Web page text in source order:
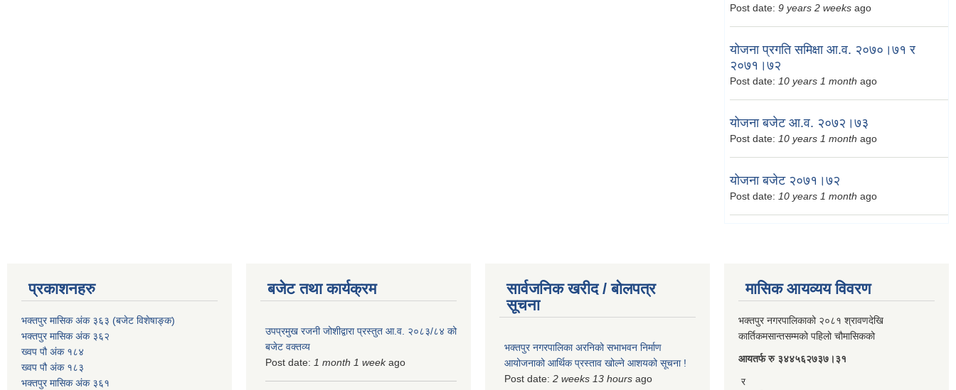
Post date: 9 years 2 weeks ago
योजना प्रगति समिक्षा आ.व. २०७०।७१ र
२०७१।७२
Post date: 10 years 1 month ago
योजना बजेट आ.व. २०७२।७३
Post date: 10 years 1 month ago
योजना बजेट २०७१।७२
Post date: 10 years 1 month ago
प्रकाशनहरु
भक्तपुर मासिक अंक ३६३ (बजेट विशेषाङ्क)
भक्तपुर मासिक अंक ३६२
ख्वप पौ अंक १८४
ख्वप पौ अंक १८३
भक्तपुर मासिक अंक ३६१
बजेट तथा कार्यक्रम
उपप्रमुख रजनी जोशीद्वारा प्रस्तुत आ.व. २०८३/८४ को
बजेट वक्तव्य
Post date: 1 month 1 weekago
सार्वजनिक खरीद / बोलपत्र
सूचना
भक्तपुर नगरपालिका अरनिको सभाभवन निर्माण
आयोजनाको आर्थिक प्रस्ताव खोल्ने आशयको सूचना !
Post date: 2 weeks 13 hours ago
मासिक आयव्यय विवरण
भक्तपुर नगरपालिकाको २०८१ श्रावणदेखि
कार्तिकमसान्तसम्मको पहिलो चौमासिकको
आयतर्फ रु‌ ३४४५६२७३७।३१
र